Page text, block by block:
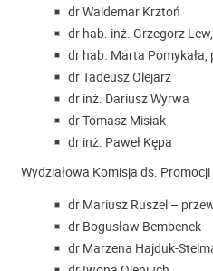
dr Waldemar Krztoń
dr hab. inż. Grzegorz
dr hab. Marta Pomykała,
dr Tadeusz Olejarz
dr inż. Dariusz Wyrwa
dr Tomasz Misiak
dr inż. Paweł Kępa
Wydziałowa Komisja ds. Promocji
dr Mariusz Ruszel –
dr Bogusław Bembenek
dr Marzena Hajduk-